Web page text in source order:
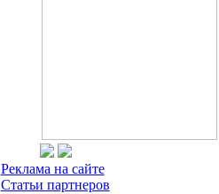
Реклама на сайте
Статьи партнеров